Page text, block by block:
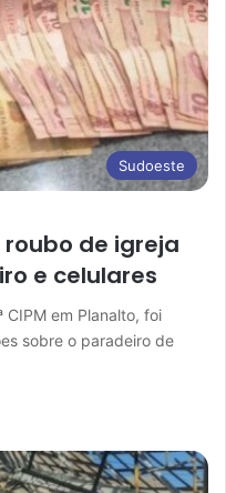
Sudoeste
roubo de igreja
e celulares
em Planalto, foi
sobre o paradeiro de